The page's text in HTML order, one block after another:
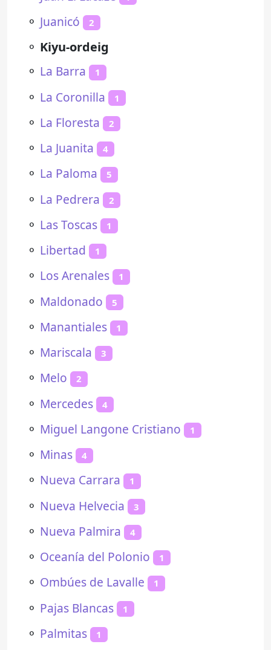
⚬ Juanicó 2
⚬ Kiyu-ordeig
⚬ La Barra 1
⚬ La Coronilla 1
⚬ La Floresta 2
⚬ La Juanita 4
⚬ La Paloma 5
⚬ La Pedrera 2
⚬ Las Toscas 1
⚬ Libertad 1
⚬ Los Arenales 1
⚬ Maldonado 5
⚬ Manantiales 1
⚬ Mariscala 3
⚬ Melo 2
⚬ Mercedes 4
⚬ Miguel Langone Cristiano 1
⚬ Minas 4
⚬ Nueva Carrara 1
⚬ Nueva Helvecia 3
⚬ Nueva Palmira 4
⚬ Oceanía del Polonio 1
⚬ Ombúes de Lavalle 1
⚬ Pajas Blancas 1
⚬ Palmitas 1